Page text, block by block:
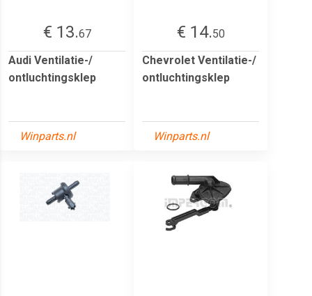
€ 13.67
Audi Ventilatie-/
ontluchtingsklep
Winparts.nl
€ 14.50
Chevrolet Ventilatie-/
ontluchtingsklep
Winparts.nl